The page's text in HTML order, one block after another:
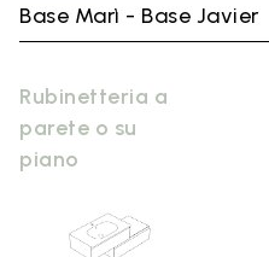
Base Marì - Base Javier
Rubinetteria a
parete o su
piano